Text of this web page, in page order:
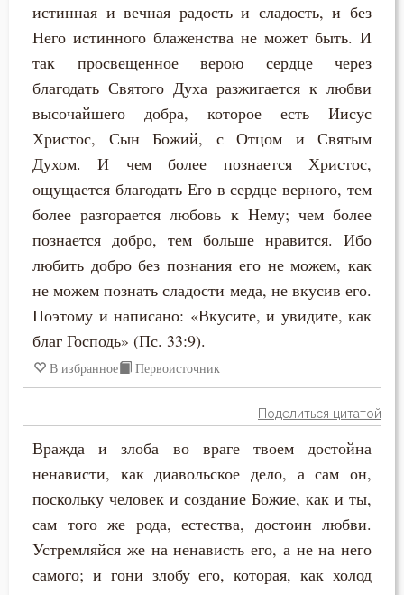
Прощение
Пьянство
Радость
Ревность по Богу
Святость
Скорбь
Смерть
Справедливость
Страдание
истинная и вечная радость и сладость, и без
Него истинного блаженства не может быть. И
так просвещенное верою сердце через
благодать Святого Духа разжигается к любви
высочайшего добра, которое есть Иисус
Христос, Сын Божий, с Отцом и Святым
Духом. И чем более познается Христос,
ощущается благодать Его в сердце верного, тем
более разгорается любовь к Нему; чем более
познается добро, тем больше нравится. Ибо
любить добро без познания его не можем, как
не можем познать сладости меда, не вкусив его.
Поэтому и написано: «Вкусите, и увидите, как
благ Господь» (Пс. 33:9).
В избранное Первоисточник
Поделиться цитатой
Вражда и злоба во враге твоем достойна
ненависти, как диавольское дело, а сам он,
поскольку человек и создание Божие, как и ты,
сам того же рода, естества, достоин любви.
Устремляйся же на ненависть его, а не на него
самого; и гони злобу его, которая, как холод